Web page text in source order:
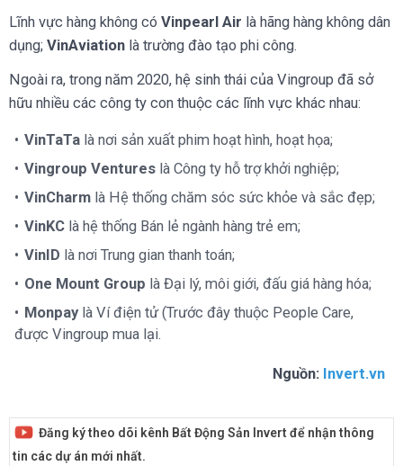
Lĩnh vực hàng không có Vinpearl Air là hãng hàng không dân
dụng; VinAviation là trường đào tạo phi công.
Ngoài ra, trong năm 2020, hệ sinh thái của Vingroup đã sở
hữu nhiều các công ty con thuộc các lĩnh vực khác nhau:
VinTaTa là nơi sản xuất phim hoạt hình, hoạt họa;
Vingroup Ventures là Công ty hỗ trợ khởi nghiệp;
VinCharm là Hệ thống chăm sóc sức khỏe và sắc đẹp;
VinKC là hệ thống Bán lẻ ngành hàng trẻ em;
VinID là nơi Trung gian thanh toán;
One Mount Group là Đại lý, môi giới, đấu giá hàng hóa;
Monpaylà Ví điện tử (Trước đây thuộc People Care,
được Vingroup mua lại.
Nguồn: Invert.vn
Đăng ký theo dõi kênh Bất Động Sản Invert để nhận thông
tin các dự án mới nhất.